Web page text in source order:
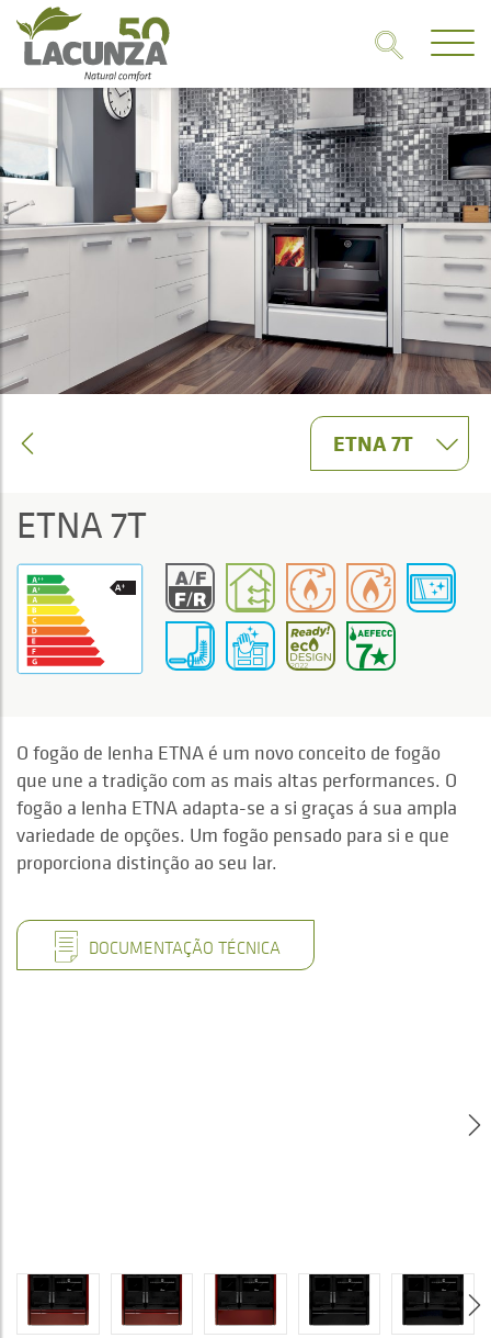
ETNA 7T
ETNA 7T
O fogão de lenha ETNA é um novo conceito de fogão
que une a tradição com as mais altas performances. O
fogão a lenha ETNA adapta-se a si graças á sua ampla
variedade de opções. Um fogão pensado para si e que
proporciona distinção ao seu lar.
DOCUMENTAÇÃO TÉCNICA